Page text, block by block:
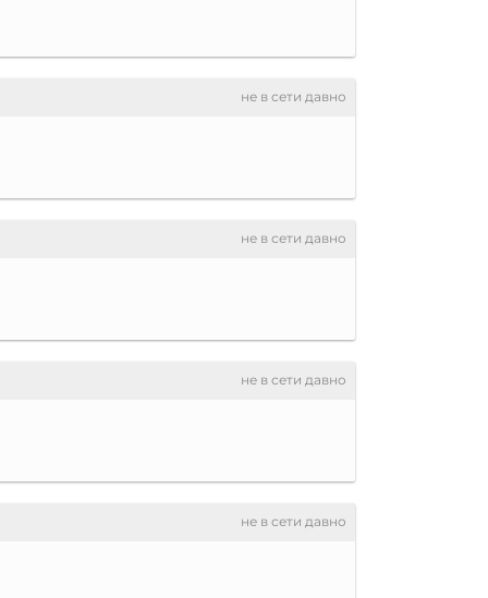
не в сети давно
не в сети давно
не в сети давно
не в сети давно